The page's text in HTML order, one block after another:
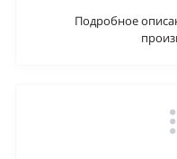
Подробное